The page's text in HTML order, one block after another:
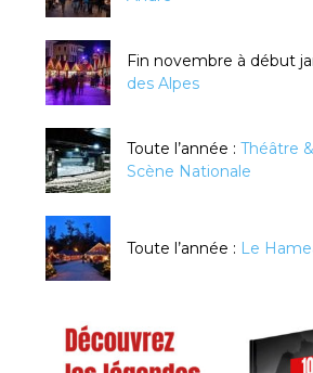
Fin novembre à début
des Alpes
Toute l’année : Théâtre
Scène Nationale
Toute l’année : Le